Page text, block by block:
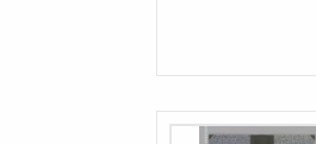
李忠武公全書
一嚢遺稿 2巻